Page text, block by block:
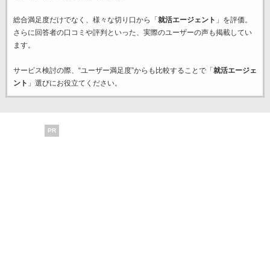
総合満足度だけでなく、様々な切り口から「 就活エージェント 」を評価。
さらに回答者の口コミや評判といった、実際のユーザーの声も掲載してい
ます。
サービス検討の際、“ユーザー満足度”からも比較することで「 就活エージェ
ント 」選びにお役立てください。
PR